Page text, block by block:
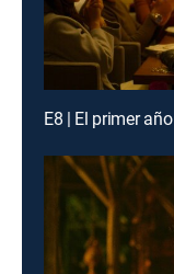
E8 | El primer año